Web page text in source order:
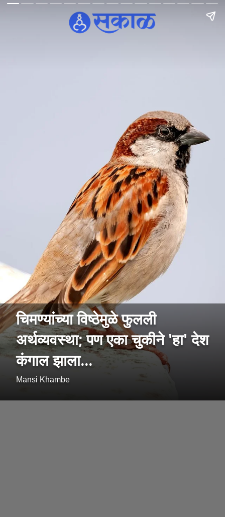
चिमण्यांच्या विष्ठेमुळे फुलली
अर्थव्यवस्था; पण एका चुकीने 'हा' देश
कंगाल झाला...
Mansi Khambe